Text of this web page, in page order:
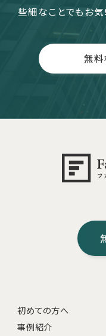
些細なことでもお気
無
初めての方へ
事例紹介